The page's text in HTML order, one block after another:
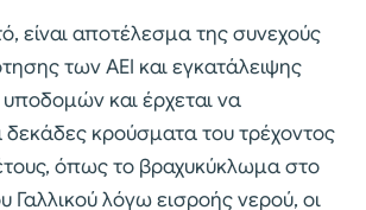
είναι αποτέλεσμα της συνεχούς
των ΑΕΙ και εγκατάλειψης
και έρχεται να
κρούσματα του τρέχοντος
όπως το βραχυκύκλωμα στο
Γαλλικού λόγω εισροής νερού, οι